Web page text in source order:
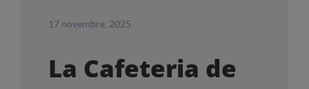
SERVEIS A LES EMPRESES
17 novembre, 2025
La Cafeteria de